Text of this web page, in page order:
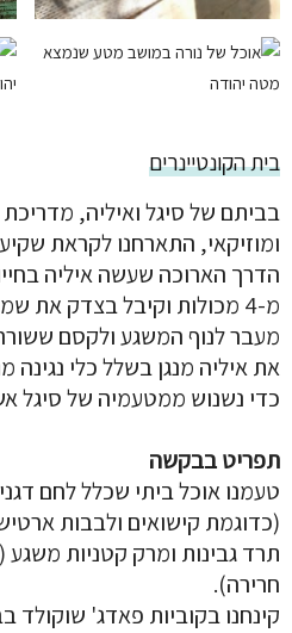
בית הקונטיינרים
בביתם של סיגל ואיליה, מדריכת
ומוזיקאי, התארחנו לקראת
הדרך הארוכה שעשה איליה
מ-4 מכולות וקיבל בצדק את שמו –
מעבר לנוף המשגע ולקסם
את איליה מנגן בשלל כלי נגינה
כדי נשנוש ממטעמיה של סיגל
תפריט בבקשה
טעמנו אוכל ביתי שכלל לחם
(כדוגמת קישואים ולבבות
תרד גבינות ומרק קטניות
חרירה).
קינחנו בקוביות פאדג' שוקולד